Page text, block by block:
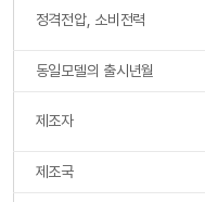
정격전압, 소비전력
동일모델의 출시년월
제조자
제조국